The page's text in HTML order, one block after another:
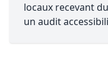
locaux recevant
un audit